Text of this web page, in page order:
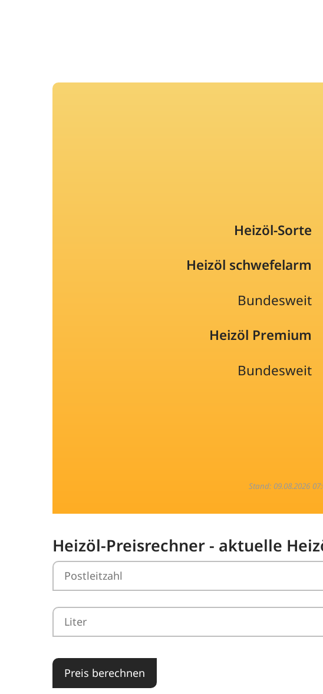
Heizöl-Sorte
Heizöl schwefelarm
Bundesweit
Heizöl Premium
Bundesweit
Stand: 09.08.2026
Heizöl-Preisrechner - aktuelle
Preis berechnen